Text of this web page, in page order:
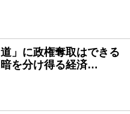
」に政権奪取はできる
を分け得る経済…